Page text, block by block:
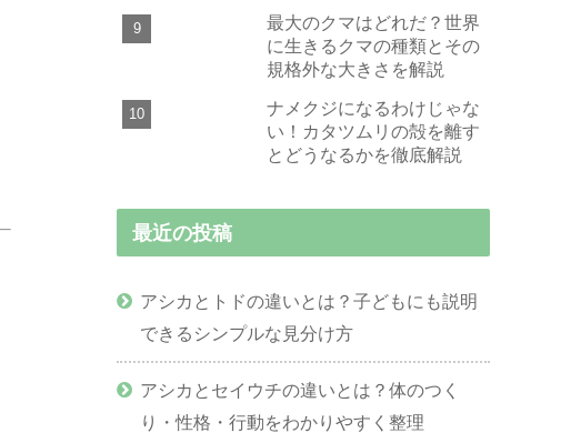
最大のクマはどれだ？世界
に生きるクマの種類とその
規格外な大きさを解説
ナメクジになるわけじゃな
い！カタツムリの殻を離す
とどうなるかを徹底解説
最近の投稿
アシカとトドの違いとは？子どもにも説明
できるシンプルな見分け方
アシカとセイウチの違いとは？体のつく
り・性格・行動をわかりやすく整理